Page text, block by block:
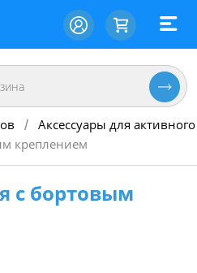
/ Аксессуары для
креплением
с бортовым